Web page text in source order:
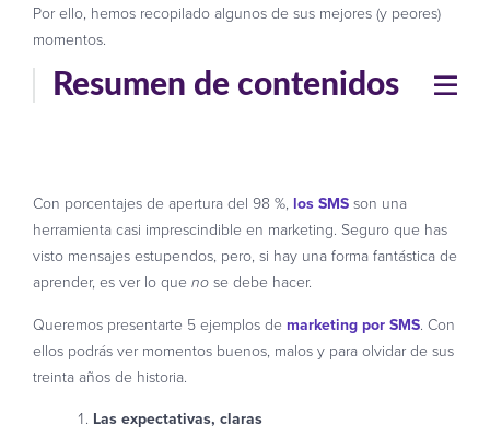
Por ello, hemos recopilado algunos de sus mejores (y peores)
momentos.
Resumen de contenidos
Con porcentajes de apertura del 98 %, los SMS son una
herramienta casi imprescindible en marketing. Seguro que has
visto mensajes estupendos, pero, si hay una forma fantástica de
aprender, es ver lo que no se debe hacer.
Queremos presentarte 5 ejemplos de marketing por SMS . Con
ellos podrás ver momentos buenos, malos y para olvidar de sus
treinta años de historia.
Las expectativas, claras